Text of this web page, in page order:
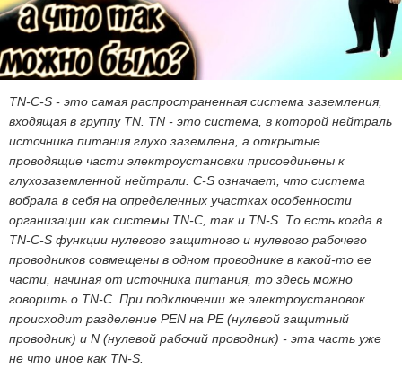
TN-C-S - это самая распространенная система заземления,
входящая в группу TN. TN - это система, в которой нейтраль
источника питания глухо заземлена, а открытые
проводящие части электроустановки присоединены к
глухозаземленной нейтрали. C-S означает, что система
вобрала в себя на определенных участках особенности
организации как системы TN-C, так и TN-S. То есть когда в
TN-C-S функции нулевого защитного и нулевого рабочего
проводников совмещены в одном проводнике в какой-то ее
части, начиная от источника питания, то здесь можно
говорить о TN-C. При подключении же электроустановок
происходит разделение PEN на PE (нулевой защитный
проводник) и N (нулевой рабочий проводник) - эта часть уже
не что иное как TN-S.